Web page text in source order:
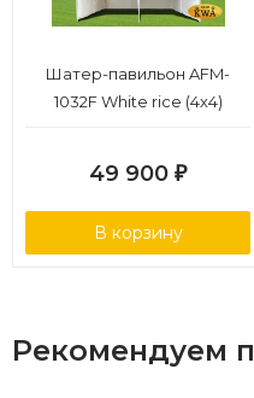
Шатер-павильон AFM-
1032F White rice (4х4)
49 900 ₽
В корзину
Рекомендуем